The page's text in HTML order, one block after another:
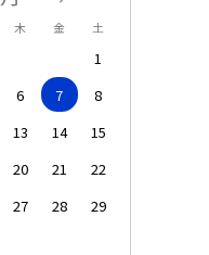
木 金 土
1
6 7
8
13 14
15
20 21
22
27 28
29